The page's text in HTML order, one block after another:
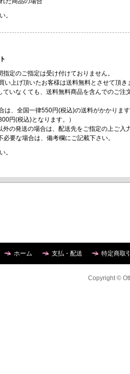
。
定のご指定は受け付けておりません。
い上げ頂いたお客様は送料無料とさせて頂き
ていなくても、送料無料商品を含んでのご注
は、全国一律550円(税込)の送料がかかりま
円(税込)となります。）
外の発送の場合は、配送先をご指定の上ご入
要な場合は、備考欄にご記載下さい。
。
ホーム 支払・配送 特定商取
Copyright ©